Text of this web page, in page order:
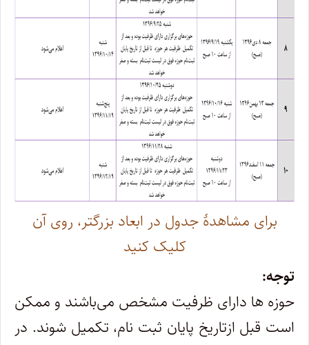
برای مشاهدۀ جدول در ابعاد بزرگتر، روی آن
کلیک کنید
توجه:
حوزه ها دارای ظرفیت مشخص می‌باشند و ممکن
است قبل ازتاریخ پایان ثبت نام، تکمیل شوند. در